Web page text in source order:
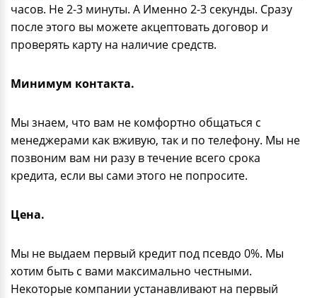
часов. Не 2-3 минуты. А Именно 2-3 секунды. Сразу
после этого вы можете акцептовать договор и
проверять карту на наличие средств.
Минимум контакта.
Мы знаем, что вам не комфортно общаться с
менеджерами как вживую, так и по телефону. Мы не
позвоним вам ни разу в течение всего срока
кредита, если вы сами этого не попросите.
Цена.
Мы не выдаем первый кредит под псевдо 0%. Мы
хотим быть с вами максимально честными.
Некоторые компании устанавливают на первый